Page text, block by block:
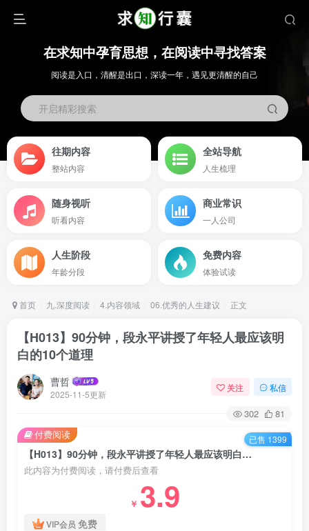
在求知中孕育思想，在阅读中寻找答案
阅读是入口，清醒是出口，深读一年，遇见更清醒的自己
开启精彩搜索
往期内容
整站内容
全站导航
人生梳理
随身视听
听看内容
商业常识
一人公司
人生阶段
年龄分段
免费内容
体验试读
首页 九.深度阅读 4.内容领域 06.优秀的人生建议 正文
【H013】90分钟，段永平讲授了年轻人最应该明
白的10个道理
曹哲
2025-11-5更新
关注 私信
302 81
【H013】90分钟，段永平讲授了年轻人最应该明白的10个道理
此内容为付费阅读，请付费后查看
￥ 3.9
VIP会员 免费
付费阅读 已售 1399